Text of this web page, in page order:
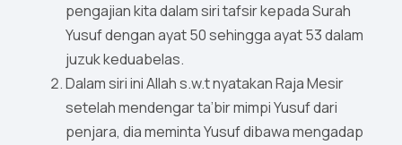
pengajian kita dalam siri tafsir kepada Surah
Yusuf dengan ayat 50 sehingga ayat 53 dalam
juzuk keduabelas.
Dalam siri ini Allah s.w.t nyatakan Raja Mesir
setelah mendengar ta’bir mimpi Yusuf dari
penjara, dia meminta Yusuf dibawa mengadap